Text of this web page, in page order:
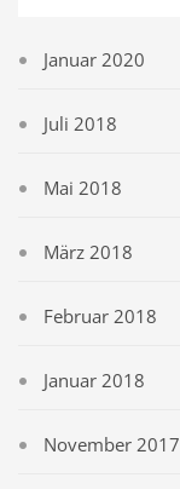
Januar 2020
Juli 2018
Mai 2018
März 2018
Februar 2018
Januar 2018
November 2017